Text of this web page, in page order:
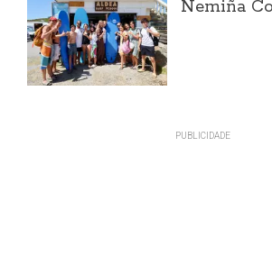
Nemiña